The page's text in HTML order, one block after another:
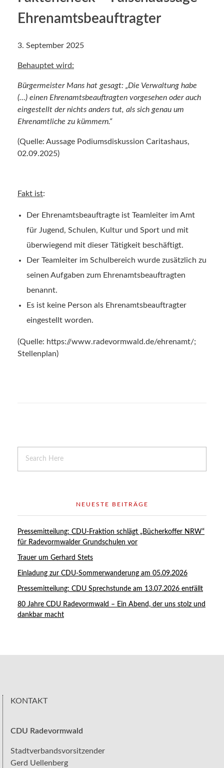
Ehrenamtsbeauftragter
3. September 2025
Behauptet wird:
Bürgermeister Mans hat gesagt: „Die Verwaltung habe
(…) einen Ehrenamtsbeauftragten vorgesehen oder auch
eingestellt der nichts anders tut, als sich genau um
Ehrenamtliche zu kümmern.“
(Quelle: Aussage Podiumsdiskussion Caritashaus,
02.09.2025)
Fakt ist:
Der Ehrenamtsbeauftragte ist Teamleiter im Amt
für Jugend, Schulen, Kultur und Sport und mit
überwiegend mit dieser Tätigkeit beschäftigt.
Der Teamleiter im Schulbereich wurde zusätzlich zu
seinen Aufgaben zum Ehrenamtsbeauftragten
benannt.
Es ist keine Person als Ehrenamtsbeauftragter
eingestellt worden.
(Quelle: https://www.radevormwald.de/ehrenamt/;
Stellenplan)
NEUESTE BEITRÄGE
Pressemitteilung: CDU-Fraktion schlägt „Bücherkoffer NRW“
für Radevormwalder Grundschulen vor
Trauer um Gerhard Stets
Einladung zur CDU-Sommerwanderung am 05.09.2026
Pressemitteilung: CDU Sprechstunde am 13.07.2026 entfällt
80 Jahre CDU Radevormwald – Ein Abend, der uns stolz und
dankbar macht
KONTAKT
CDU Radevormwald
Stadtverbandsvorsitzender
Gerd Uellenberg